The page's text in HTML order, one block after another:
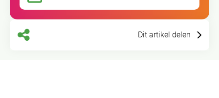
Dit artikel delen